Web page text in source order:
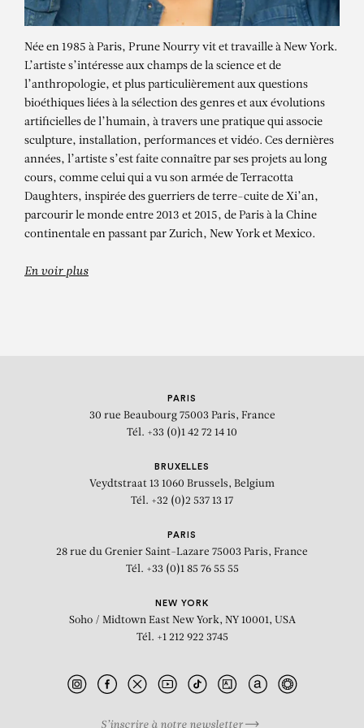
PRUNE NOURRY
Catharsis
Née en 1985 à Paris, Prune Nourry vit et travaille à New York.
L’artiste s’intéresse aux champs de la science et de
l’anthropologie, et plus particulièrement aux questions
bioéthiques liées à la sélection des genres et aux évolutions
artificielles de l’humain, à travers une pratique qui associe
sculpture, installation, performances et vidéo. Ces dernières
années, l’artiste s’est faite connaître par ses projets au long
cours, comme celui qui a vu son armée de Terracotta
Daughters, inspirée des guerriers de terre-cuite de Xi’an,
parcourir le monde entre 2013 et 2015, de Paris à la Chine
continentale en passant par Zurich, New York et Mexico.
En voir plus
PARIS
30 rue Beaubourg 75003 Paris, France
Tél. +33 (0)1 42 72 14 10
BRUXELLES
Veydtstraat 13 1060 Brussels, Belgium
Tél. +32 (0)2 537 13 17
PARIS
28 rue du Grenier Saint-Lazare 75003 Paris, France
Tél. +33 (0)1 85 76 55 55
NEW YORK
Soho / Midtown East New York, NY 10001, USA
Tél. +1 212 922 3745
S’inscrire à notre newsletter